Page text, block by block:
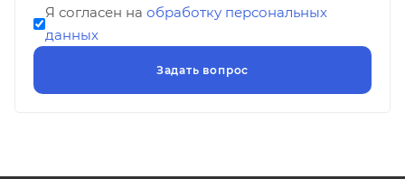
Я согласен на обработку персональных
данных